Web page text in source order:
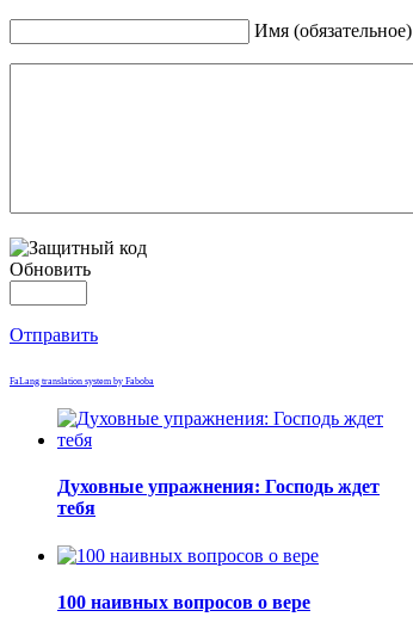
Имя (обязательное)
Обновить
Отправить
FaLang translation system by Faboba
Духовные упражнения: Господь ждет
тебя
100 наивных вопросов о вере